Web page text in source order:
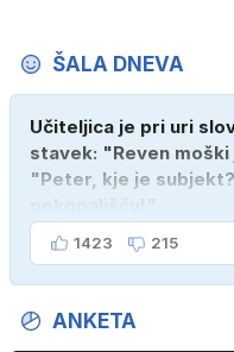
ŠALA DNEVA
Učiteljica je pri uri
stavek: "Reven
"Peter, kje je
1423 215
ANKETA